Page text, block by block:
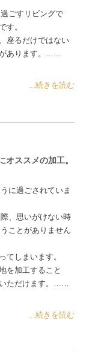
ごすリビングで
す。
座るだけではない
があります。……
...続きを読む
オススメの加工。
に過ごされていま
、思いがけない時
ことがありません
てしまいます。
を加工すること
ただけます。……
...続きを読む